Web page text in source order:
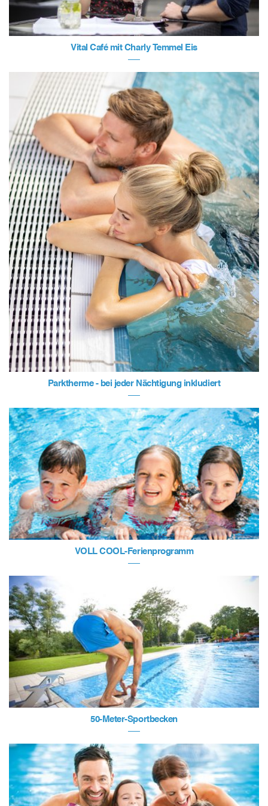
Vital Café mit Charly Temmel Eis
Parktherme - bei jeder Nächtigung inkludiert
VOLL COOL-Ferienprogramm
50-Meter-Sportbecken